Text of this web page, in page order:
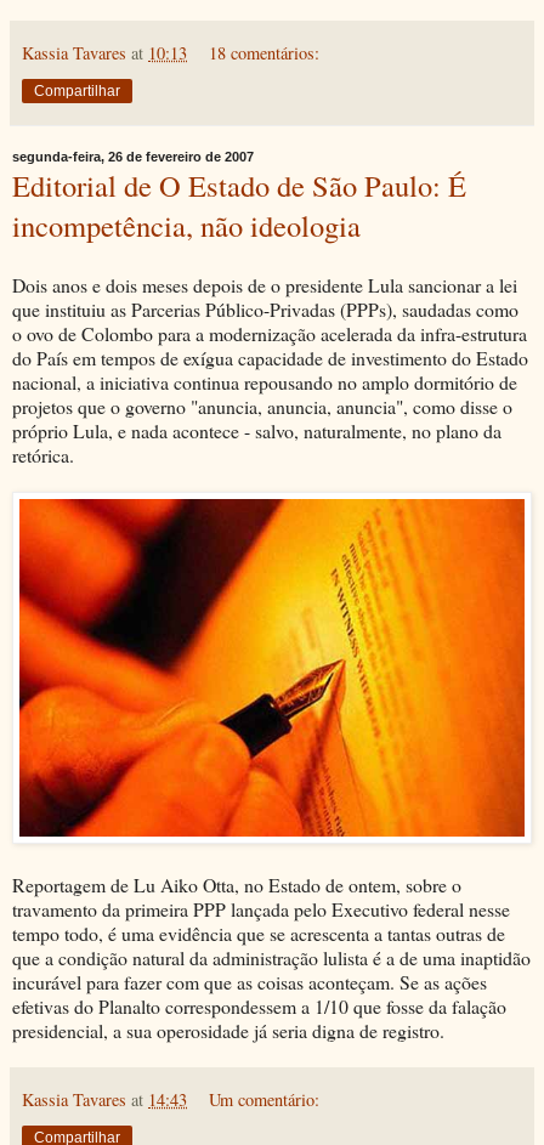
Kassia Tavares at 10:13 18 comentários:
Compartilhar
segunda-feira, 26 de fevereiro de 2007
Editorial de O Estado de São Paulo: É
incompetência, não ideologia
Dois anos e dois meses depois de o presidente Lula sancionar a lei
que instituiu as Parcerias Público-Privadas (PPPs), saudadas como
o ovo de Colombo para a modernização acelerada da infra-estrutura
do País em tempos de exígua capacidade de investimento do Estado
nacional, a iniciativa continua repousando no amplo dormitório de
projetos que o governo "anuncia, anuncia, anuncia", como disse o
próprio Lula, e nada acontece - salvo, naturalmente, no plano da
retórica.
Reportagem de Lu Aiko Otta, no Estado de ontem, sobre o
travamento da primeira PPP lançada pelo Executivo federal nesse
tempo todo, é uma evidência que se acrescenta a tantas outras de
que a condição natural da administração lulista é a de uma inaptidão
incurável para fazer com que as coisas aconteçam. Se as ações
efetivas do Planalto correspondessem a 1/10 que fosse da falação
presidencial, a sua operosidade já seria digna de registro.
Kassia Tavares at 14:43 Um comentário:
Compartilhar